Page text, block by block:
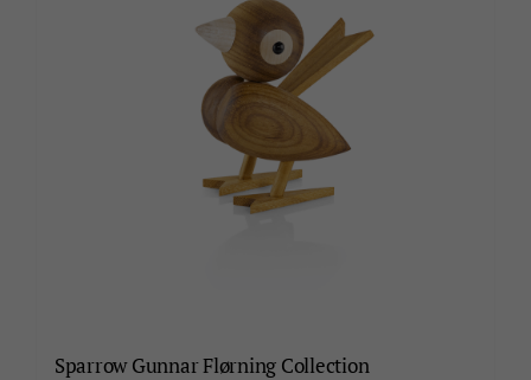
Sparrow Gunnar Flørning Collection